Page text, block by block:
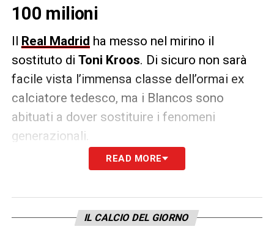
100 milioni
Il Real Madrid ha messo nel mirino il
sostituto di Toni Kroos. Di sicuro non sarà
facile vista l’immensa classe dell’ormai ex
calciatore tedesco, ma i Blancos sono
abituati a dover sostituire i fenomeni
generazionali.
Marca, gli occhi degli osservatori
. Pagato dai Magpies oltre 40
READ MORE
IL CALCIO DEL GIORNO